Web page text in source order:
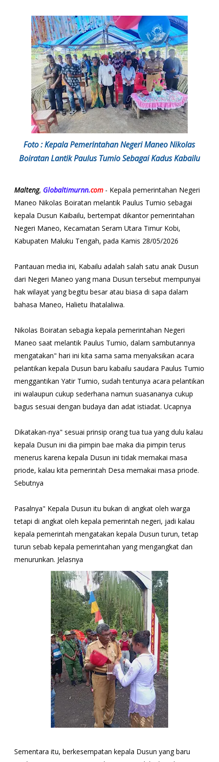
Foto : Kepala Pemerintahan Negeri Maneo Nikolas
Boiratan Lantik Paulus Tumio Sebagai Kadus Kabailu
Malteng, Globaltimurnn.com- Kepala pemerintahan Negeri
Maneo Nikolas Boiratan melantik Paulus Tumio sebagai
kepala Dusun Kaibailu, bertempat dikantor pemerintahan
Negeri Maneo, Kecamatan Seram Utara Timur Kobi,
Kabupaten Maluku Tengah, pada Kamis 28/05/2026
Pantauan media ini, Kabailu adalah salah satu anak Dusun
dari Negeri Maneo yang mana Dusun tersebut mempunyai
hak wilayat yang begitu besar atau biasa di sapa dalam
bahasa Maneo, Halietu Ihatalaliwa.
Nikolas Boiratan sebagia kepala pemerintahan Negeri
Maneo saat melantik Paulus Tumio, dalam sambutannya
mengatakan" hari ini kita sama sama menyaksikan acara
pelantikan kepala Dusun baru kabailu saudara Paulus Tumio
menggantikan Yatir Tumio, sudah tentunya acara pelantikan
ini walaupun cukup sederhana namun suasananya cukup
bagus sesuai dengan budaya dan adat istiadat. Ucapnya
Dikatakan-nya" sesuai prinsip orang tua tua yang dulu kalau
kepala Dusun ini dia pimpin bae maka dia pimpin terus
menerus karena kepala Dusun ini tidak memakai masa
priode, kalau kita pemerintah Desa memakai masa priode.
Sebutnya
Pasalnya" Kepala Dusun itu bukan di angkat oleh warga
tetapi di angkat oleh kepala pemerintah negeri, jadi kalau
kepala pemerintah mengatakan kepala Dusun turun, tetap
turun sebab kepala pemerintahan yang mengangkat dan
menurunkan. Jelasnya
Sementara itu, berkesempatan kepala Dusun yang baru